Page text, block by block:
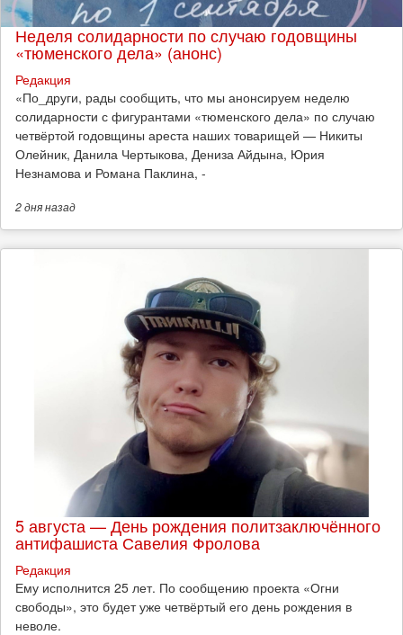
Неделя солидарности по случаю годовщины
«тюменского дела» (анонс)
Редакция
​«По_други, рады сообщить, что мы анонсируем неделю
солидарности с фигурантами «тюменского дела» по случаю
четвёртой годовщины ареста наших товарищей — Никиты
Олейник, Данила Чертыкова, Дениза Айдына, Юрия
Незнамова и Романа Паклина, -
2 дняназад
5 августа — День рождения политзаключённого
антифашиста Савелия Фролова
Редакция
Ему исполнится 25 лет. По сообщению проекта «Огни
свободы», это будет уже четвёртый его день рождения в
неволе.